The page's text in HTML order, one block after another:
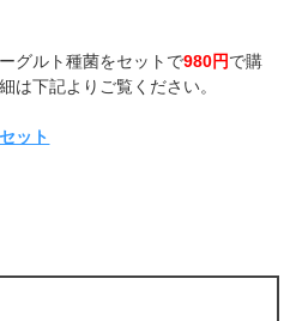
グルト種菌をセットで980円で購
は下記よりご覧ください。
ット